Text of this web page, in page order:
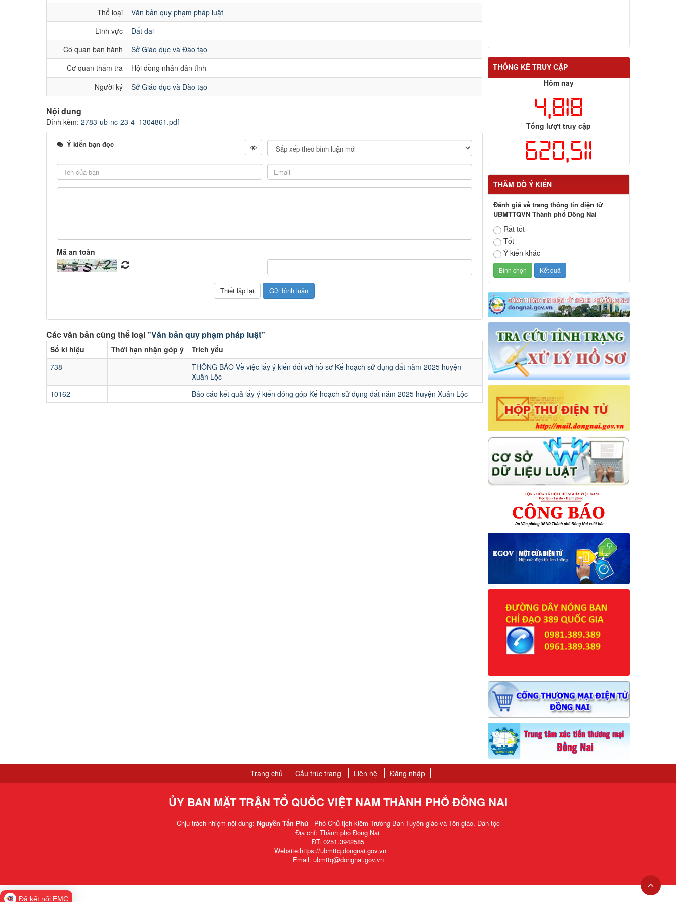
Thể loại
Văn bản quy phạm pháp luật
Lĩnh vực
Đất đai
Cơ quan ban hành
Sở Giáo dục và Đào tạo
Cơ quan thẩm tra
Hội đồng nhân dân tỉnh
Người ký
Sở Giáo dục và Đào tạo
Nội dung
Đính kèm: 2783-ub-nc-23-4_1304861.pdf
Ý kiến bạn đọc
Mã an toàn
Các văn bản cùng thể loại"Văn bản quy phạm pháp luật"
Số kí hiệu Thời hạn nhận góp ý
Trích yếu
738
THÔNG BÁO Về việc lấy ý kiến đối với hồ sơ Kế hoạch sử dụng đất năm 2025 huyện
Xuân Lộc
10162
Báo cáo kết quả lấy ý kiến đóng góp Kế hoạch sử dụng đất năm 2025 huyện Xuân Lộc
THỐNG KÊ TRUY CẬP
Hôm nay
4,818
Tổng lượt truy cập
620,511
THĂM DÒ Ý KIẾN
Đánh giá về trang thông tin điện tử
UBMTTQVN Thành phố Đồng Nai
Rất tốt
Tốt
Ý kiến khác
Trang chủ Cấu trúc trang Liên hệ Đăng nhập
ỦY BAN MẶT TRẬN TỔ QUỐC VIỆT NAM THÀNH PHỐ ĐỒNG NAI
Chịu trách nhiệm nội dung: Nguyễn Tấn Phú - Phó Chủ tịch kiêm Trưởng Ban Tuyên giáo và Tôn giáo, Dân tộc
Địa chỉ: Thành phố Đồng Nai
ĐT: 0251.3942585
Website:https://ubmttq.dongnai.gov.vn
Email: ubmttq@dongnai.gov.vn​
Đã kết nối EMC